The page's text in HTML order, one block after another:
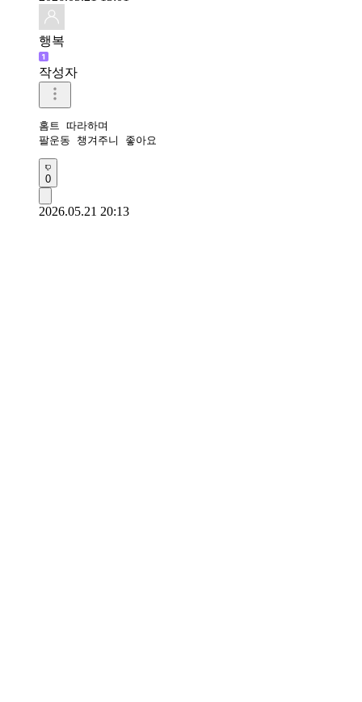
행복
작성자
홈트 따라하며
팔운동 챙겨주니 좋아요
0
2026.05.21 20:13